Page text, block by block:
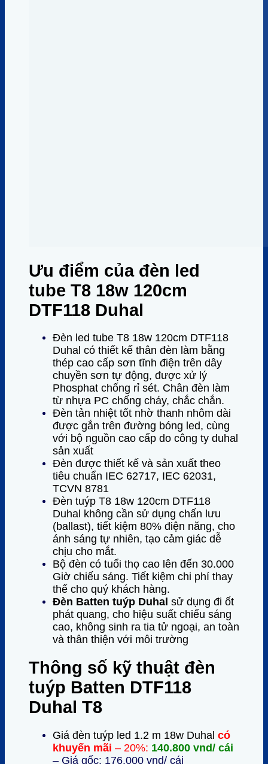
Ưu điểm của đèn led
tube T8 18w 120cm
DTF118 Duhal
Đèn led tube T8 18w 120cm DTF118
Duhal có thiết kế thân đèn làm bằng
thép cao cấp sơn tĩnh điện trên dây
chuyền sơn tự động, được xử lý
Phosphat chống rỉ sét. Chân đèn làm
từ nhựa PC chống cháy, chắc chắn.
Đèn tản nhiệt tốt nhờ thanh nhôm dài
được gắn trên đường bóng led, cùng
với bộ nguồn cao cấp do công ty duhal
sản xuất
Đèn được thiết kế và sản xuất theo
tiêu chuẩn IEC 62717, IEC 62031,
TCVN 8781
Đèn tuýp T8 18w 120cm DTF118
Duhal không cần sử dụng chấn lưu
(ballast), tiết kiệm 80% điện năng, cho
ánh sáng tự nhiên, tạo cảm giác dễ
chịu cho mắt.
Bộ đèn có tuổi thọ cao lên đến 30.000
Giờ chiếu sáng. Tiết kiệm chi phí thay
thế cho quý khách hàng.
Đèn Batten tuýp Duhal sử dụng đi ốt
phát quang, cho hiệu suất chiếu sáng
cao, không sinh ra tia tử ngoại, an toàn
và thân thiện với môi trường
Thông số kỹ thuật đèn
tuýp Batten DTF118
Duhal T8
Giá đèn tuýp led 1.2 m 18w Duhal có
khuyến mãi – 20%: 140.800 vnd/ cái
– Giá gốc: 176.000 vnd/ cái